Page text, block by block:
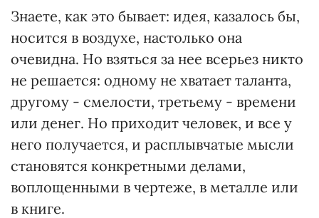
Знаете, как это бывает: идея, казалось бы,
носится в воздухе, настолько она
очевидна. Но взяться за нее всерьез никто
не решается: одному не хватает таланта,
другому - смелости, третьему - времени
или денег. Но приходит человек, и все у
него получается, и расплывчатые мысли
становятся конкретными делами,
воплощенными в чертеже, в металле или
в книге.